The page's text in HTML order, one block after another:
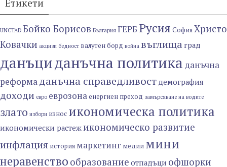
Етикети
UNCTAD Бойко Борисов България ГЕРБ Русия СофияХристо
Ковачки акцизи бедност валутен борд война въглищаград
данъциданъчна политика данъчна
реформаданъчна справедливост демография
доходи евро еврозонаенергиен преход замърсяване на водите
злато избори износ икономическа политика
икономически растежикономическо развитие
инфлация история маркетинг медии мини
неравенство образование отпадъци офшорки